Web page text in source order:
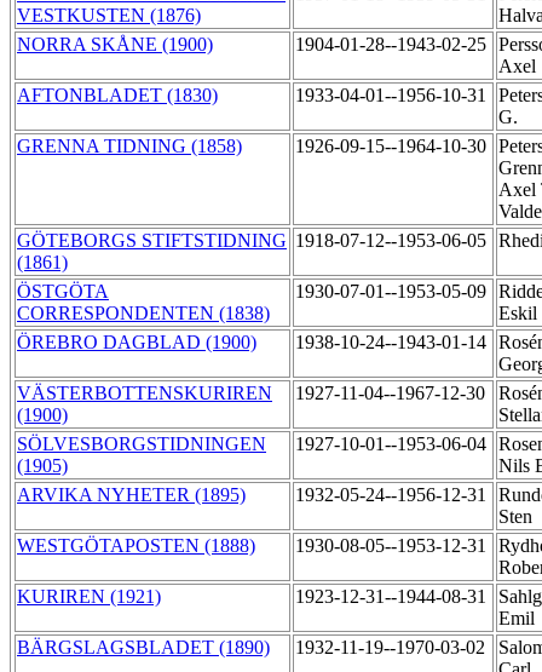
VESTKUSTEN (1876)
NORRA SKÅNE (1900)
1904-01-28--1943-02-25
Axel
AFTONBLADET (1830)
1933-04-01--1956-10-31
G.
GRENNA TIDNING (1858)
1926-09-15--1964-10-30
Axel
GÖTEBORGS STIFTSTIDNING
(1861)
1918-07-12--1953-06-05
ÖSTGÖTA
CORRESPONDENTEN (1838)
1930-07-01--1953-05-09
Eskil
ÖREBRO DAGBLAD (1900)
1938-10-24--1943-01-14
VÄSTERBOTTENSKURIREN
(1900)
1927-11-04--1967-12-30
SÖLVESBORGSTIDNINGEN
(1905)
1927-10-01--1953-06-04
Nils
ARVIKA NYHETER (1895)
1932-05-24--1956-12-31
Sten
WESTGÖTAPOSTEN (1888)
1930-08-05--1953-12-31
KURIREN (1921)
1923-12-31--1944-08-31
Emil
BÄRGSLAGSBLADET (1890)
1932-11-19--1970-03-02